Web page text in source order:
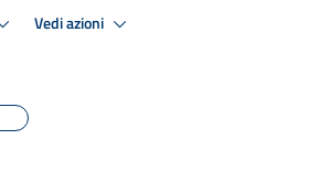
Vedi azioni